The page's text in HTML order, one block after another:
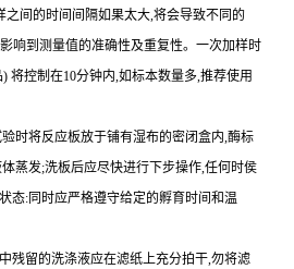
之间的时间间隔如果太大,将会导致不同的
响到测量值的准确性及重复性。 一次加样时
) 将控制在10分钟内,如标本数量多,推荐使用
时将反应板放于铺有湿布的密闭盒内,酶标
蒸发;洗板后应尽快进行下步操作,任何时侯
态: 同时应严格遵守给定的孵育时间和温
残留的洗涤液应在滤纸上充分拍干,勿将滤